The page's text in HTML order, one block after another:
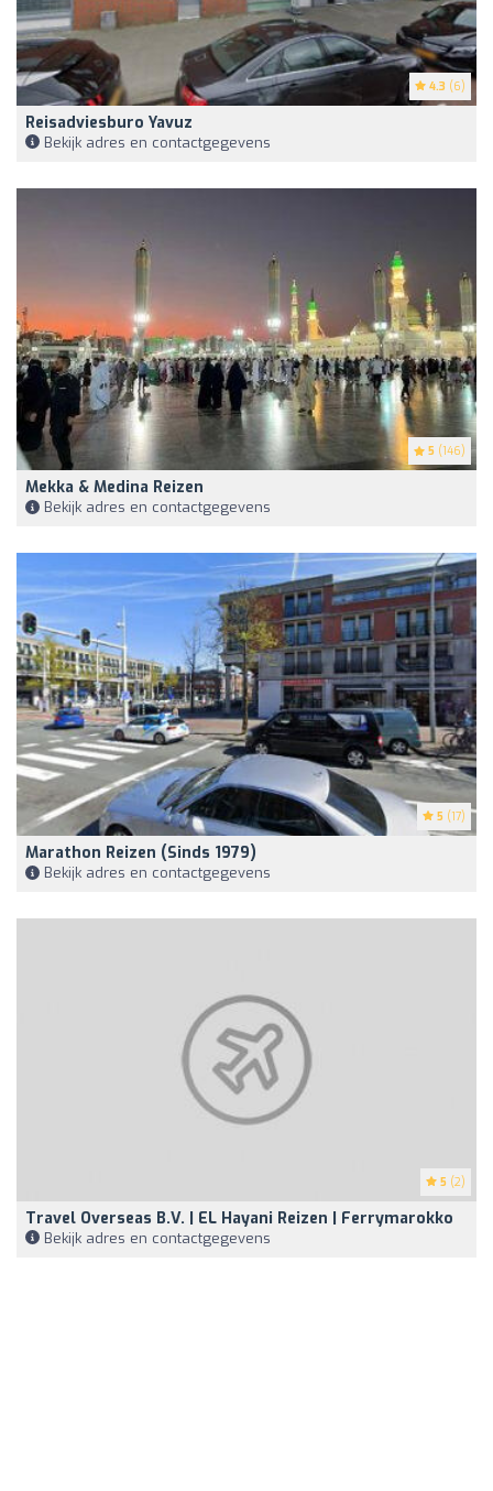
4.3 (6)
Reisadviesburo Yavuz
Bekijk adres en contactgegevens
5 (146)
Mekka & Medina Reizen
Bekijk adres en contactgegevens
5 (17)
Marathon Reizen (sinds 1979)
Bekijk adres en contactgegevens
5 (2)
Travel Overseas B.V. | EL Hayani Reizen | Ferrymarokko
Bekijk adres en contactgegevens